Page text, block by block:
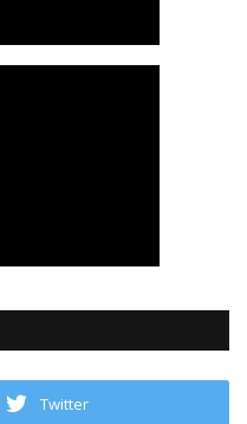
Twitter